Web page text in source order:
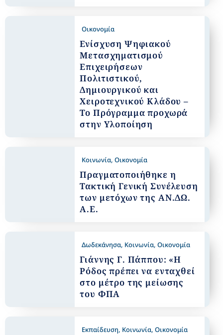
Οικονομία
Ενίσχυση Ψηφιακού
Μετασχηματισμού
Επιχειρήσεων
Πολιτιστικού,
Δημιουργικού και
Χειροτεχνικού Κλάδου –
Το Πρόγραμμα προχωρά
στην Υλοποίηση
Κοινωνία,Οικονομία
Πραγματοποιήθηκε η
Τακτική Γενική Συνέλευση
των μετόχων της ΑΝ.ΔΩ.
Α.Ε.
Δωδεκάνησα, Κοινωνία,Οικονομία
Γιάννης Γ. Πάππου: «Η
Ρόδος πρέπει να ενταχθεί
στο μέτρο της μείωσης
του ΦΠΑ
Εκπαίδευση, Κοινωνία,Οικονομία